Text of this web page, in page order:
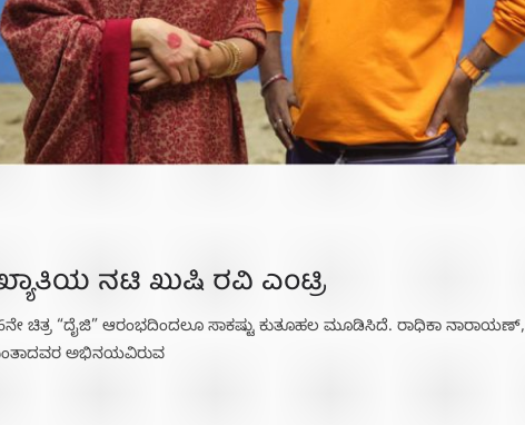
ಖ್ಯಾತಿಯ ನಟಿ ಖುಷಿ ರವಿ ಎಂಟ್ರಿ
“ದೈಜಿ” ಆರಂಭದಿಂದಲೂ ಸಾಕಷ್ಟು ಕುತೂಹಲ ಮೂಡಿಸಿದೆ.‌ ರಾಧಿಕಾ ನಾರಾಯಣ್,
ಅಭಿನಯವಿರುವ